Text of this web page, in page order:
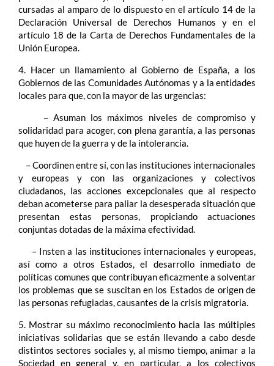
cursadas al amparo de lo dispuesto en el artículo 14 de la
Declaración Universal de Derechos Humanos y en el
artículo 18 de la Carta de Derechos Fundamentales de la
Unión Europea.
4. Hacer un llamamiento al Gobierno de España, a los
Gobiernos de las Comunidades Autónomas y a la entidades
locales para que, con la mayor de las urgencias:
– Asuman los máximos niveles de compromiso y
solidaridad para acoger, con plena garantía, a las personas
que huyen de la guerra y de la intolerancia.
– Coordinen entre sí, con las instituciones internacionales
y europeas y con las organizaciones y colectivos
ciudadanos, las acciones excepcionales que al respecto
deban acometerse para paliar la desesperada situación que
presentan estas personas, propiciando actuaciones
conjuntas dotadas de la máxima efectividad.
– Insten a las instituciones internacionales y europeas,
así como a otros Estados, el desarrollo inmediato de
políticas comunes que contribuyan eficazmente a solventar
los problemas que se suscitan en los Estados de origen de
las personas refugiadas, causantes de la crisis migratoria.
5. Mostrar su máximo reconocimiento hacia las múltiples
iniciativas solidarias que se están llevando a cabo desde
distintos sectores sociales y, al mismo tiempo, animar a la
Sociedad en general y, en particular, a los colectivos